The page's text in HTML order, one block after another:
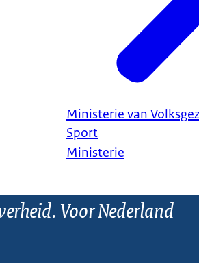
Ministerie van
Sport
Ministerie
Voor Nederland